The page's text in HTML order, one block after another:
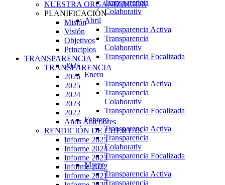
Transparencia
Colaborativ
Abril
Transparencia Activa
Transparencia
Colaborativ
Transparencia Focalizada
2025
Enero
Transparencia Activa
Transparencia
Colaborativ
Transparencia Focalizada
Febrero
Transparencia Activa
Transparencia
Colaborativ
Transparencia Focalizada
Marzo
Transparencia Activa
Transparencia
NUESTRA ORGANIZACIÓN
PLANIFICACIÓN
Misión
Visión
Objetivos
Principios
TRANSPARENCIA
TRANSPARENCIA
2026
2025
2024
2023
2022
Años Anteriores
RENDICIÓN DE CUENTAS
Informe 2025
Informe 2024
Informe 2023
Informe 2022
Informe 2021